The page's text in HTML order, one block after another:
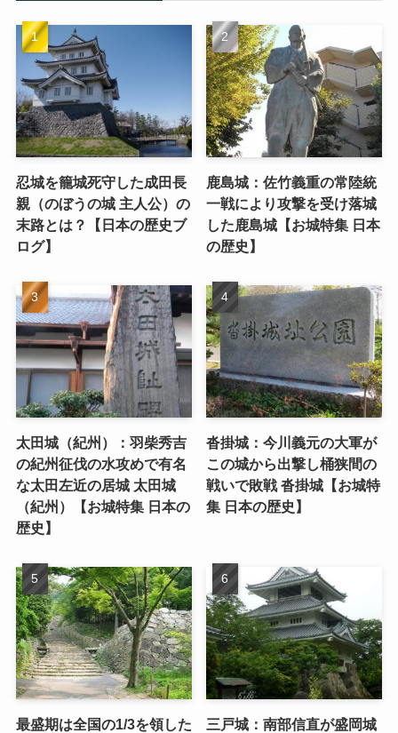
忍城を籠城死守した成田長
親（のぼうの城 主人公）の
末路とは？【日本の歴史ブ
ログ】
鹿島城：佐竹義重の常陸統
一戦により攻撃を受け落城
した鹿島城【お城特集 日本
の歴史】
太田城（紀州）：羽柴秀吉
の紀州征伐の水攻めで有名
な太田左近の居城 太田城
（紀州）【お城特集 日本の
歴史】
沓掛城：今川義元の大軍が
この城から出撃し桶狭間の
戦いで敗戦 沓掛城【お城特
集 日本の歴史】
最盛期は全国の1/3を領した
三戸城：南部信直が盛岡城